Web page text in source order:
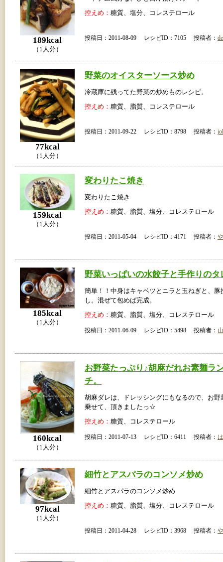
189kcal
（1人分）
控えめ： 糖質、塩分、コレステロール
投稿日：2011-08-09 レシピID：7105 投稿者：
77kcal
（1人分）
野菜のオイスターソース炒め
冷蔵庫に残ってた野菜の炒めものレシピ。
控えめ： 糖質、脂質、コレステロール
投稿日：2011-09-22 レシピID：8798 投稿者：
159kcal
（1人分）
変わりたこ焼き
変わりたこ焼き
控えめ： 糖質、脂質、塩分、コレステロール
投稿日：2011-05-04 レシピID：4171 投稿者：
185kcal
（1人分）
野菜いっぱいの水餃子と手作りのタ
簡単！！中身はキャベツとニラと玉ねぎと、豚
し。混ぜて包めば完成。
控えめ： 糖質、脂質、塩分、コレステロール
投稿日：2011-06-09 レシピID：5498 投稿者：
160kcal
（1人分）
お野菜たっぷり♪胡麻だれお素麺ラ
チ。
胡麻ダレは、ドレッシングにもなるので、お野
乗せて、頂きましたっ☆
控えめ： 糖質、コレステロール
投稿日：2011-07-13 レシピID：6411 投稿者：
97kcal
（1人分）
細竹とアスパラのコンソメ炒め
細竹とアスパラのコンソメ炒め
控えめ： 糖質、脂質、塩分、コレステロール
投稿日：2011-04-28 レシピID：3968 投稿者：